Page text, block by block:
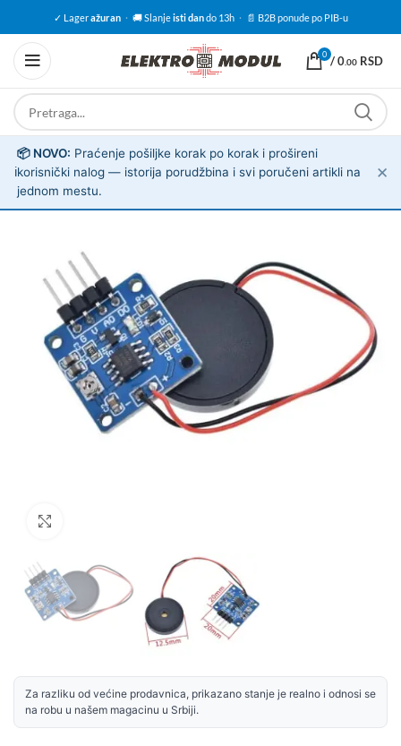
✓ Lageražuran · 🚚 Slanjeisti dando 13h · 📄 B2B ponude po PIB-u
0 /0.00 RSD
ℹ️
📦 NOVO: Praćenje pošiljke korak po korak i prošireni
korisnički nalog — istorija porudžbina i svi poručeni artikli na
jednom mestu.
✕
Za razliku od većine prodavnica, prikazano stanje je realno i odnosi se
na robu u našem magacinu u Srbiji.